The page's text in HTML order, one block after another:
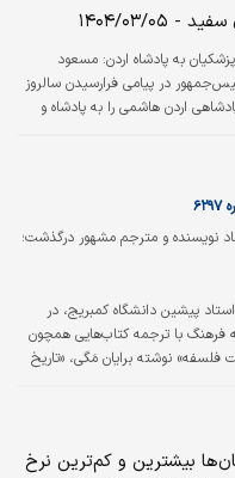
۱۴۰۴/۰۳/۰۵
به پادشاه اردن: مسعود
در پیامی فرارسیدن سالروز
اردن هاشمی را به پادشاه و
نویسنده و مترجم مشهور درگذشت؛
پیشین دانشگاه کمبریج، در
به فرهنگ با ترجمه کتاب‌هایی همچون
نوشته برایان مَگی، «تاریخ
اثر او را باید کتاب «حدیث نفس»
بیشترین و کم‌ترین نرخ